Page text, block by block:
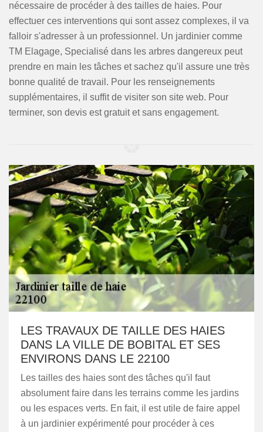
nécessaire de procéder à des tailles de haies. Pour
effectuer ces interventions qui sont assez complexes, il va
falloir s'adresser à un professionnel. Un jardinier comme
TM Elagage, Specialisé dans les arbres dangereux peut
prendre en main les tâches et sachez qu'il assure une très
bonne qualité de travail. Pour les renseignements
supplémentaires, il suffit de visiter son site web. Pour
terminer, son devis est gratuit et sans engagement.
LES TRAVAUX DE TAILLE DES HAIES
DANS LA VILLE DE BOBITAL ET SES
ENVIRONS DANS LE 22100
Les tailles des haies sont des tâches qu'il faut
absolument faire dans les terrains comme les jardins
ou les espaces verts. En fait, il est utile de faire appel
à un jardinier expérimenté pour procéder à ces